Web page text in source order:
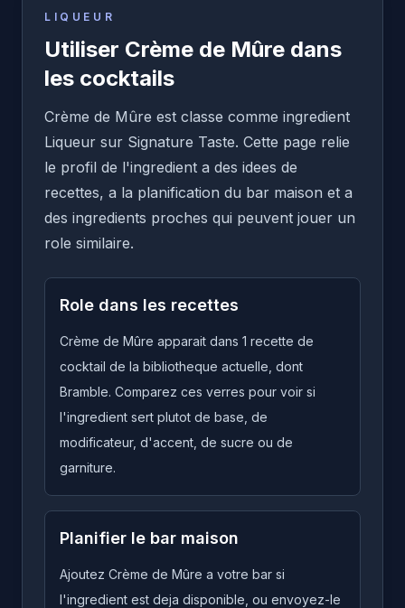
LIQUEUR
Utiliser Crème de Mûre dans
les cocktails
Crème de Mûre est classe comme ingredient
Liqueur sur Signature Taste. Cette page relie
le profil de l'ingredient a des idees de
recettes, a la planification du bar maison et a
des ingredients proches qui peuvent jouer un
role similaire.
Role dans les recettes
Crème de Mûre apparait dans 1 recette de
cocktail de la bibliotheque actuelle, dont
Bramble. Comparez ces verres pour voir si
l'ingredient sert plutot de base, de
modificateur, d'accent, de sucre ou de
garniture.
Planifier le bar maison
Ajoutez Crème de Mûre a votre bar si
l'ingredient est deja disponible, ou envoyez-le